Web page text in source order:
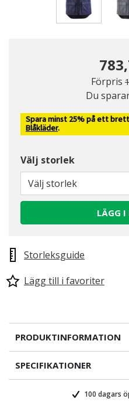
Förpris
Du
Spara minst 25% på ett
Blåkläder.
Välj storlek
Välj storlek
LÄGG I
Storleksguide
Lägg till i favoriter
PRODUKTINFORMATION
SPECIFIKATIONER
100 dagars